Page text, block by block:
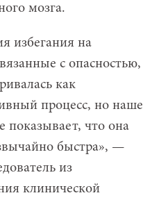
мозга.
избегания на
с опасностью,
как
процесс, но наше
показывает, что она
быстра», —
из
клинической